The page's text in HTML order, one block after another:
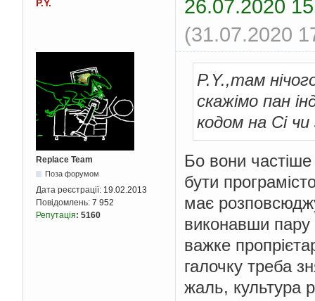
P.Y.
26.07.2020
(31.07.2020
Replace Team
Поза форумом
Дата реєстрації: 19.02.2013
Повідомлень: 7 952
Репутація: 5160
P.Y.,там
скажiмо пан
кодом на Сi чи
Бо вони
бути
має
виконавши пару
важке
галочку треба
жаль, культура